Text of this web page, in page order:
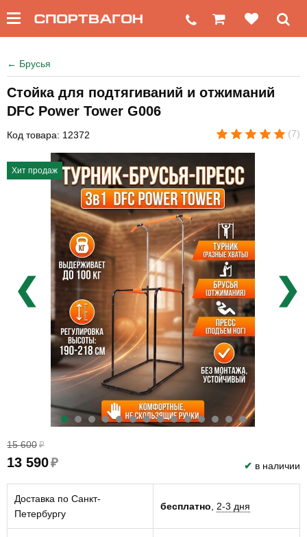
← Брусья
Стойка для подтягиваний и отжиманий
DFC Power Tower G006
Код товара: 12372 (7)
Хит продаж
❮ ❯
15 600 ₽
13 590₽ ✔ в наличии
Доставка по Санкт-
Петербургу
бесплатно 2-3 дня